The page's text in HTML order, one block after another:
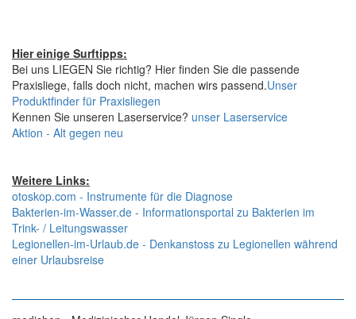
Hier einige Surftipps:
Bei uns LIEGEN Sie richtig? Hier finden Sie die passende
Praxisliege, falls doch nicht, machen wirs passend.Unser
Produktfinder für Praxisliegen
Kennen Sie unseren Laserservice? unser Laserservice
Aktion - Alt gegen neu
Weitere Links:
otoskop.com - Instrumente für die Diagnose
Bakterien-im-Wasser.de - Informationsportal zu Bakterien im
Trink- / Leitungswasser
Legionellen-im-Urlaub.de - Denkanstoss zu Legionellen während
einer Urlaubsreise